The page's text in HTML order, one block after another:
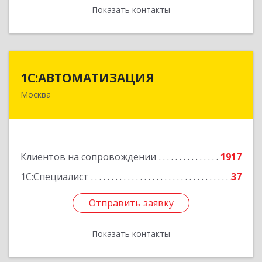
Показать контакты
Назад
1С:АВТОМАТИЗАЦИЯ
Москва
Клиентов на сопровождении
1917
1С:Специалист
37
Отправить заявку
Показать контакты
111024, Москва г, Энтузиастов 1-я ул, дом №
Отправить заявку
Назад